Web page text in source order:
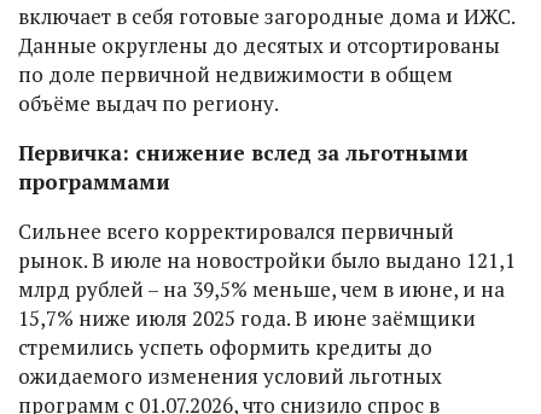
включает в себя готовые загородные дома и ИЖС.
Данные округлены до десятых и отсортированы
по доле первичной недвижимости в общем
объёме выдач по региону.
Первичка: снижение вслед за льготными
программами
Сильнее всего корректировался первичный
рынок. В июле на новостройки было выдано 121,1
млрд рублей – на 39,5% меньше, чем в июне, и на
15,7% ниже июля 2025 года. В июне заёмщики
стремились успеть оформить кредиты до
ожидаемого изменения условий льготных
программ с 01.07.2026, что снизило спрос в